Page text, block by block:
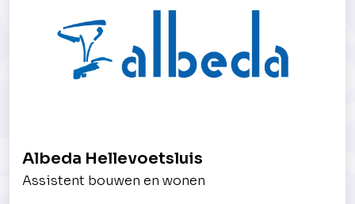
Albeda Hellevoetsluis
Assistent bouwen en wonen